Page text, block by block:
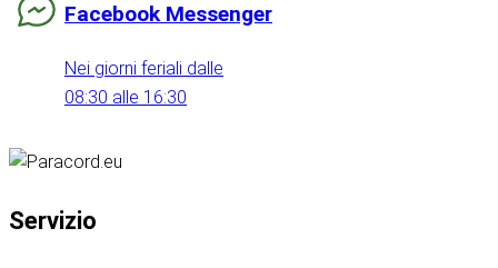
Facebook Messenger
Nei giorni feriali dalle
08:30 alle 16:30
Servizio